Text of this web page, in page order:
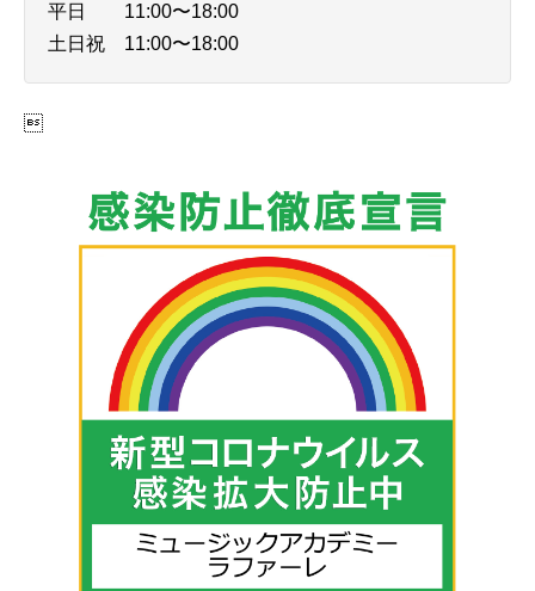
平日 11:00〜18:00
土日祝 11:00〜18:00
